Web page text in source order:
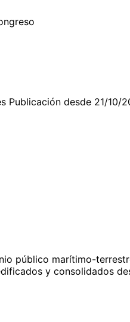
Publicación desde 21/10/
público marítimo-
y consolidados